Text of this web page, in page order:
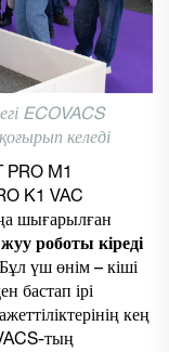
ECOVACS
келеді
PRO M1
K1 VAC
шығарылған
роботы кіреді
Бұл үш өнім – кіші
бастап ірі
кең
тың